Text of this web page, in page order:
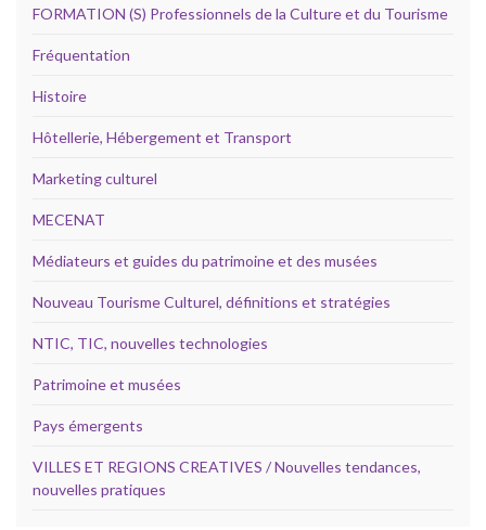
FORMATION (S) Professionnels de la Culture et du Tourisme
Fréquentation
Histoire
Hôtellerie, Hébergement et Transport
Marketing culturel
MECENAT
Médiateurs et guides du patrimoine et des musées
Nouveau Tourisme Culturel, définitions et stratégies
NTIC, TIC, nouvelles technologies
Patrimoine et musées
Pays émergents
VILLES ET REGIONS CREATIVES / Nouvelles tendances,
nouvelles pratiques